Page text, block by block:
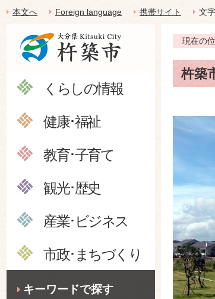
本文へ Foreign language 携帯サイト 文
くらしの情報
健康･福祉
教育･子育て
観光･歴史
産業･ビジネス
市政･まちづくり
キーワードで探す
現在の
杵築